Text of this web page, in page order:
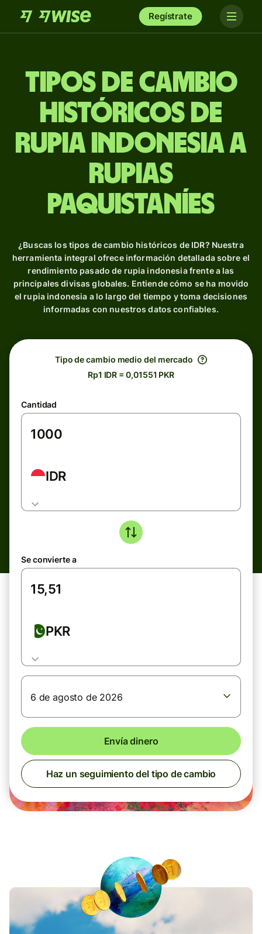
Regístrate
Tipos de Cambio
Históricos de
rupia indonesia a
rupias
paquistaníes
¿Buscas los tipos de cambio históricos de IDR? Nuestra
herramienta integral ofrece información detallada sobre el
rendimiento pasado de rupia indonesia frente a las
principales divisas globales. Entiende cómo se ha movido
el rupia indonesia a lo largo del tiempo y toma decisiones
informadas con nuestros datos confiables.
Tipo de cambio medio del mercado
Rp1 IDR = 0,01551 PKR
Cantidad
IDR
Se convierte a
PKR
6 de agosto de 2026
Envía dinero
Haz un seguimiento del tipo de cambio